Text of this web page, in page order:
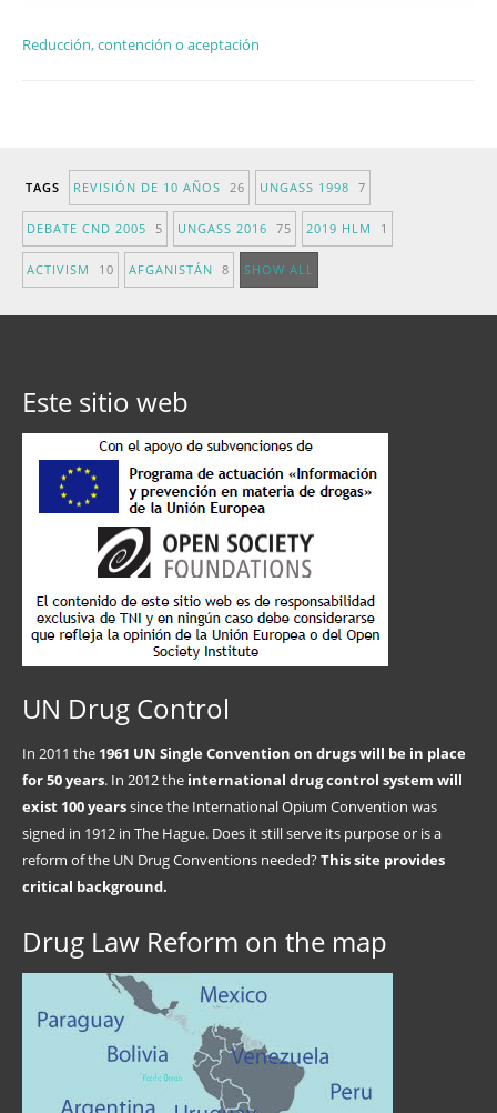
Reducción, contención o aceptación
TAGS REVISIÓN DE 10 AÑOS 26 UNGASS 1998 7
DEBATE CND 2005 5 UNGASS 2016 75 2019 HLM 1
ACTIVISM 10 AFGANISTÁN 8 SHOW ALL
Este sitio web
UN Drug Control
In 2011 the 1961 UN Single Convention on drugs will be in place
for 50 years. In 2012 the international drug control system will
exist 100 yearssince the International Opium Convention was
signed in 1912 in The Hague. Does it still serve its purpose or is a
reform of the UN Drug Conventions needed?This site provides
critical background.
Drug Law Reform on the map